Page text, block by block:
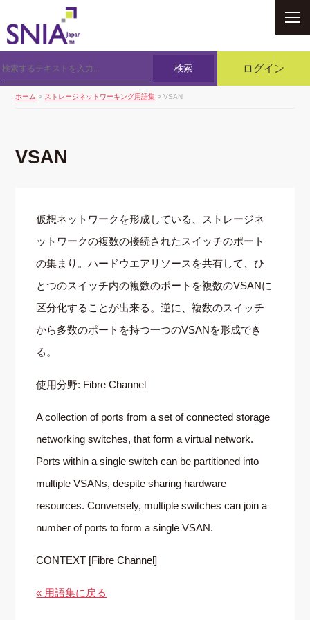
検索 ログイン
ホーム > ストレージネットワーキング用語集 > VSAN
VSAN
仮想ネットワークを形成している、ストレージネ
ットワークの複数の接続されたスイッチのポート
の集まり。ハードウエアリソースを共有して、ひ
とつのスイッチ内の複数のポートを複数のVSANに
区分化することが出来る。逆に、複数のスイッチ
から多数のポートを持つ一つのVSANを形成でき
る。
使用分野: Fibre Channel
A collection of ports from a set of connected storage
networking switches, that form a virtual network.
Ports within a single switch can be partitioned into
multiple VSANs, despite sharing hardware
resources. Conversely, multiple switches can join a
number of ports to form a single VSAN.
CONTEXT [Fibre Channel]
« 用語集に戻る